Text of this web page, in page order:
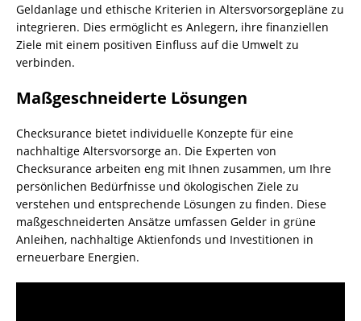
Geldanlage und ethische Kriterien in Altersvorsorgepläne zu
integrieren. Dies ermöglicht es Anlegern, ihre finanziellen
Ziele mit einem positiven Einfluss auf die Umwelt zu
verbinden.
Maßgeschneiderte Lösungen
Checksurance bietet individuelle Konzepte für eine
nachhaltige Altersvorsorge an. Die Experten von
Checksurance arbeiten eng mit Ihnen zusammen, um Ihre
persönlichen Bedürfnisse und ökologischen Ziele zu
verstehen und entsprechende Lösungen zu finden. Diese
maßgeschneiderten Ansätze umfassen Gelder in grüne
Anleihen, nachhaltige Aktienfonds und Investitionen in
erneuerbare Energien.